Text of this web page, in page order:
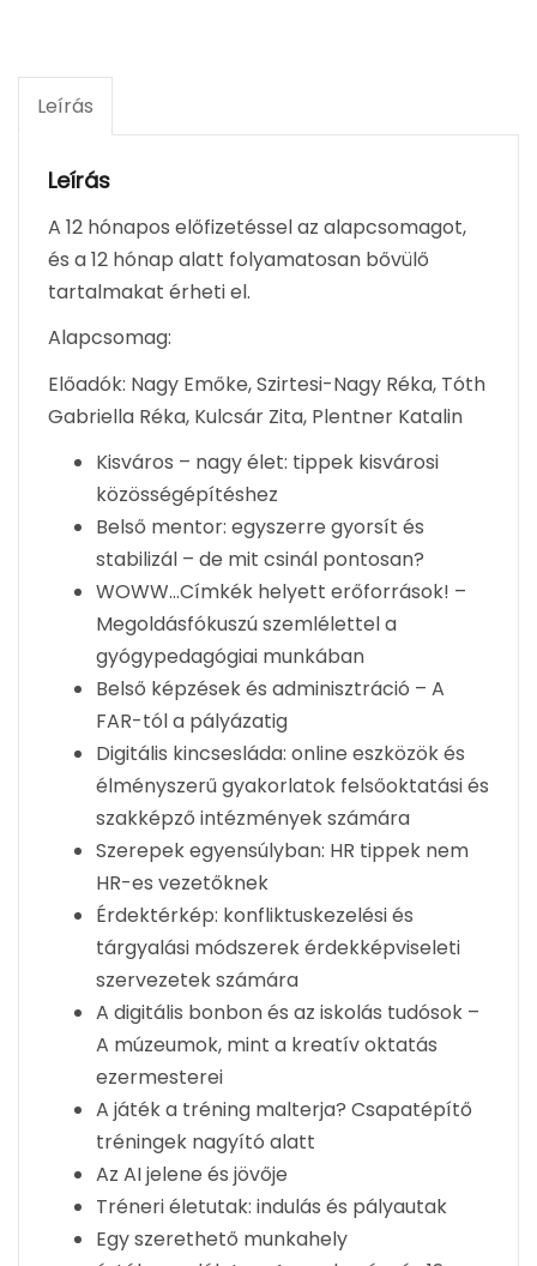
Leírás
Leírás
A 12 hónapos előfizetéssel az alapcsomagot,
és a 12 hónap alatt folyamatosan bővülő
tartalmakat érheti el.
Alapcsomag:
Előadók: Nagy Emőke, Szirtesi-Nagy Réka, Tóth
Gabriella Réka, Kulcsár Zita, Plentner Katalin
Kisváros – nagy élet: tippek kisvárosi
közösségépítéshez
Belső mentor: egyszerre gyorsít és
stabilizál – de mit csinál pontosan?
WOWW…Címkék helyett erőforrások! –
Megoldásfókuszú szemlélettel a
gyógypedagógiai munkában
Belső képzések és adminisztráció – A
FAR-tól a pályázatig
Digitális kincsesláda: online eszközök és
élményszerű gyakorlatok felsőoktatási és
szakképző intézmények számára
Szerepek egyensúlyban: HR tippek nem
HR-es vezetőknek
Érdektérkép: konfliktuskezelési és
tárgyalási módszerek érdekképviseleti
szervezetek számára
A digitális bonbon és az iskolás tudósok –
A múzeumok, mint a kreatív oktatás
ezermesterei
A játék a tréning malterja? Csapatépítő
tréningek nagyító alatt
Az AI jelene és jövője
Tréneri életutak: indulás és pályautak
Egy szerethető munkahely